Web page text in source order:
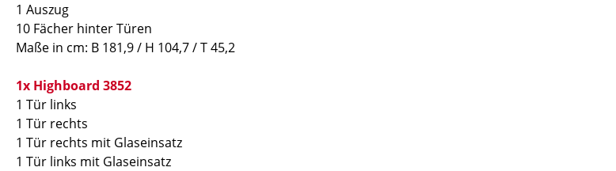
1 Auszug
10 Fächer hinter Türen
Maße in cm: B 181,9 / H 104,7 / T 45,2
1x Highboard 3852
1 Tür links
1 Tür rechts
1 Tür rechts mit Glaseinsatz
1 Tür links mit Glaseinsatz